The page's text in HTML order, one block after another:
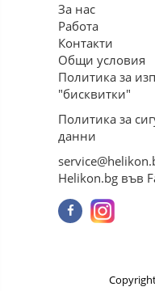
За нас
Работа
Контакти
Общи условия
Политика за
"бисквитки"
Политика за
данни
Helikon.bg във